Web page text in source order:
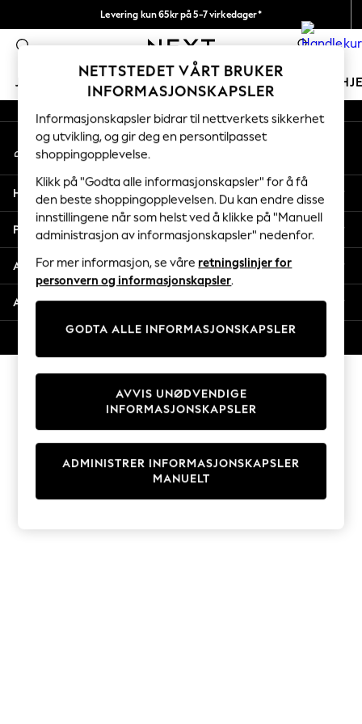
Levering kun 65kr på 5-7 virkedager*
Vi betaler alle tollavgifter 0
JENTER GUTTER BABY KVINNER
GIRLS
New In
50 - 92cm
98 - 110cm
116 - 134cm
140 - 174cm
Trending: Top & Short Sets
Trending: Clogs
Toy Story
THE SET
Coats & Jackets
Sweatshirts & Hoodies
Knitwear
Cardigans
Dresses
Sets & Outfits
T-Shirts
An error occurred on client
Våre sosiale nettverk
Min konto
Logg inn på kontoen din
Hjelp
Personvern & Juridisk
Avdelinger
Andre tjenester
NETTSTEDET VÅRT BRUKER
INFORMASJONSKAPSLER
Informasjonskapsler bidrar til nettverkets sikkerhet
og utvikling, og gir deg en persontilpasset
shoppingopplevelse.
Klikk på "Godta alle informasjonskapsler" for å få
den beste shoppingopplevelsen. Du kan endre disse
innstillingene når som helst ved å klikke på "Manuell
administrasjon av informasjonskapsler" nedenfor.
For mer informasjon, se våre retningslinjer for
personvern og informasjonskapsler.
GODTA ALLE INFORMASJONSKAPSLER
ADMINISTRER INFORMASJONSKAPSLER
MANUELT
AVVIS UNØDVENDIGE
INFORMASJONSKAPSLER